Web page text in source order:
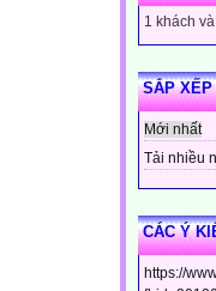
1 khách
SẮP
Mới nhất
Tải nhiều
CÁC Ý
https://